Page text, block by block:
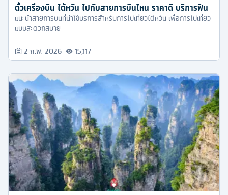
ตั๋วเครื่องบิน ไต้หวัน ไปกับสายการบินไหน ราคาดี บริการฟิน
แนะนำสายการบินที่น่าใช้บริการสำหรับการไปเที่ยวไต้หวัน เพื่อการไปเที่ยว
แบบสะดวกสบาย
2 ก.พ. 2026 15,117